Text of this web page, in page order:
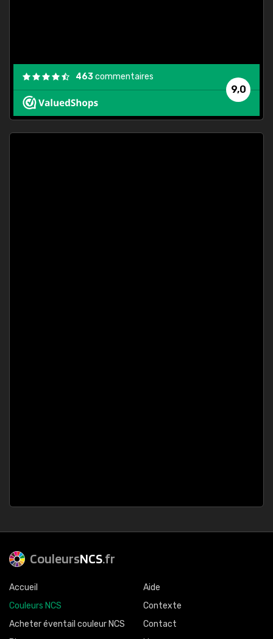
9,0
463commentaires
CouleursNCS.fr
Accueil
Couleurs NCS
Acheter éventail couleur NCS
Aide
Contexte
Contact